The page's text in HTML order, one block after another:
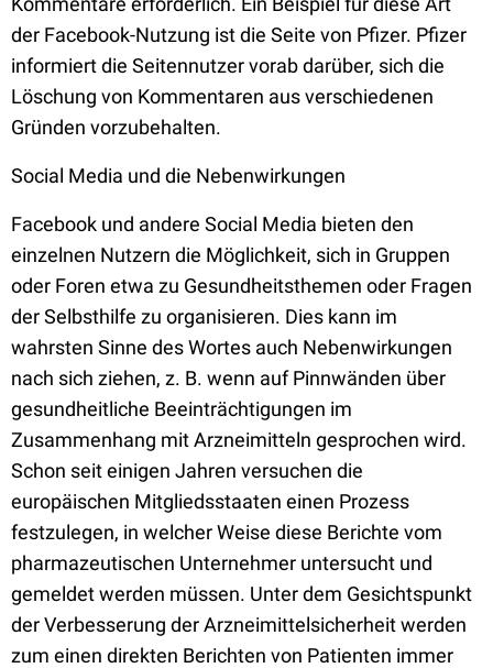
der Facebook-Nutzung ist die Seite von Pfizer. Pfizer
informiert die Seitennutzer vorab darüber, sich die
Löschung von Kommentaren aus verschiedenen
Gründen vorzubehalten.
Social Media und die Nebenwirkungen
Facebook und andere Social Media bieten den
einzelnen Nutzern die Möglichkeit, sich in Gruppen
oder Foren etwa zu Gesundheitsthemen oder Fragen
der Selbsthilfe zu organisieren. Dies kann im
wahrsten Sinne des Wortes auch Nebenwirkungen
nach sich ziehen, z. B. wenn auf Pinnwänden über
gesundheitliche Beeinträchtigungen im
Zusammenhang mit Arzneimitteln gesprochen wird.
Schon seit einigen Jahren versuchen die
europäischen Mitgliedsstaaten einen Prozess
festzulegen, in welcher Weise diese Berichte vom
pharmazeutischen Unternehmer untersucht und
gemeldet werden müssen. Unter dem Gesichtspunkt
der Verbesserung der Arzneimittelsicherheit werden
zum einen direkten Berichten von Patienten immer